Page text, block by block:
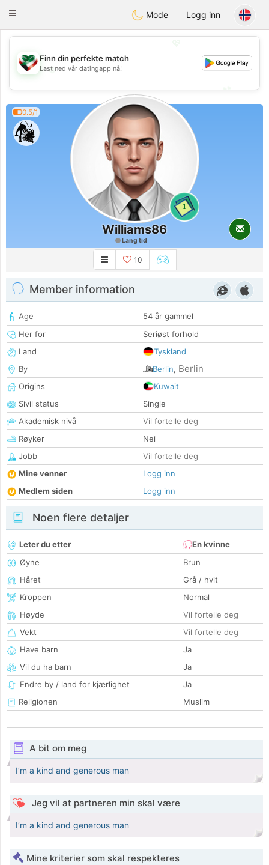
KuwaitChat
Toggle
Mode Logg inn
💖
💕
💕
Finn din perfekte match
Last ned vår datingapp nå!
0.5/1
1
Williams86
Lang tid
10
Member information
Age
54 år gammel
Her for
Seriøst forhold
Land
Tyskland
By
Berlin, Berlin
Origins
Kuwait
Sivil status
Single
Akademisk nivå
Vil fortelle deg
Røyker
Nei
Jobb
Vil fortelle deg
Mine venner
Logg inn
Medlem siden
Logg inn
Noen flere detaljer
Leter du etter
En kvinne
Øyne
Brun
Håret
Grå / hvit
Kroppen
Normal
Høyde
Vil fortelle deg
Vekt
Vil fortelle deg
Have barn
Ja
Vil du ha barn
Ja
Endre by / land for kjærlighet
Ja
Religionen
Muslim
A bit om meg
I’m a kind and generous man
Jeg vil at partneren min skal være
I’m a kind and generous man
Mine kriterier som skal respekteres